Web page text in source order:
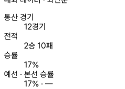
통산 경기
12경기
전적
2승 10패
승률
17%
예선 · 본선 승률
17% · —